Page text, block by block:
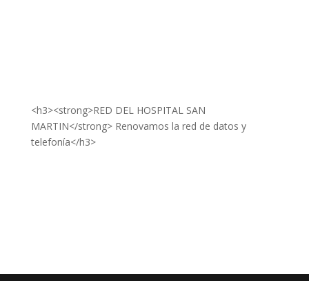
<h3><strong>RED DEL HOSPITAL SAN
MARTIN</strong> Renovamos la red de datos y
telefonía</h3>